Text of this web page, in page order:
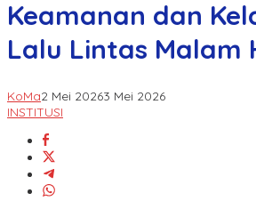
Keamanan dan
Lalu Lintas Malam
KoMa2 Mei 20263 Mei 2026
INSTITUSI